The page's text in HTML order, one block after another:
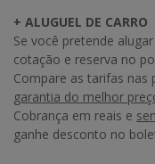
+ ALUGUEL DE CARRO
Se você pretende
cotação e reserva no
Compare as tarifas nas
garantia do melhor
Cobrança em reais e
ganhe desconto no